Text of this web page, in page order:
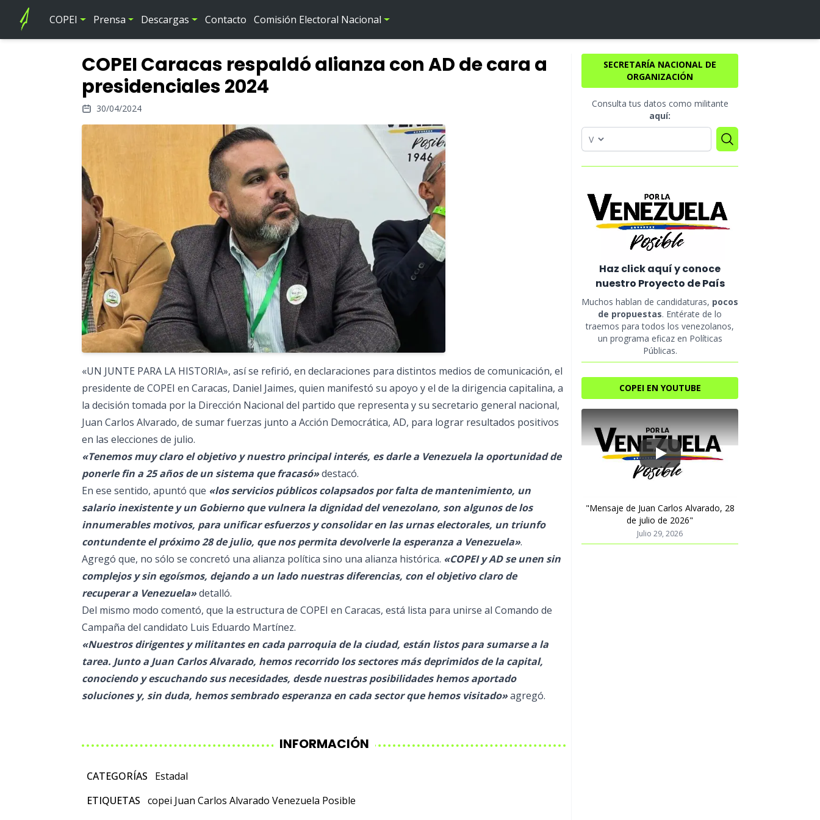
COPEI Prensa Descargas Contacto Comisión Electoral Nacional
COPEI Caracas respaldó alianza con AD de cara a
presidenciales 2024
30/04/2024
«UN JUNTE PARA LA HISTORIA», así se refirió, en declaraciones para distintos medios de comunicación, el
presidente de COPEI en Caracas, Daniel Jaimes, quien manifestó su apoyo y el de la dirigencia capitalina, a
la decisión tomada por la Dirección Nacional del partido que representa y su secretario general nacional,
Juan Carlos Alvarado, de sumar fuerzas junto a Acción Democrática, AD, para lograr resultados positivos
en las elecciones de julio.
«Tenemos muy claro el objetivo y nuestro principal interés, es darle a Venezuela la oportunidad de
ponerle fin a 25 años de un sistema que fracasó»destacó.
En ese sentido, apuntó que «los servicios públicos colapsados por falta de mantenimiento, un
salario inexistente y un Gobierno que vulnera la dignidad del venezolano, son algunos de los
innumerables motivos, para unificar esfuerzos y consolidar en las urnas electorales, un triunfo
contundente el próximo 28 de julio, que nos permita devolverle la esperanza a Venezuela».
Agregó que, no sólo se concretó una alianza política sino una alianza histórica. «COPEI y AD se unen sin
complejos y sin egoísmos, dejando a un lado nuestras diferencias, con el objetivo claro de
recuperar a Venezuela»detalló.
Del mismo modo comentó, que la estructura de COPEI en Caracas, está lista para unirse al Comando de
Campaña del candidato Luis Eduardo Martínez.
«Nuestros dirigentes y militantes en cada parroquia de la ciudad, están listos para sumarse a la
tarea. Junto a Juan Carlos Alvarado, hemos recorrido los sectores más deprimidos de la capital,
conociendo y escuchando sus necesidades, desde nuestras posibilidades hemos aportado
soluciones y, sin duda, hemos sembrado esperanza en cada sector que hemos visitado»agregó.
INFORMACIÓN
CATEGORÍAS
Estadal
ETIQUETAS copei Juan Carlos Alvarado Venezuela Posible
SECRETARÍA NACIONAL DE
ORGANIZACIÓN
Consulta tus datos como militante
aquí:
Haz click aquí y conoce
nuestro Proyecto de País
Muchos hablan de candidaturas, pocos
de propuestas. Entérate de lo
traemos para todos los venezolanos,
un programa eficaz en Políticas
Públicas.
COPEI EN YOUTUBE
Play
"Mensaje de Juan Carlos Alvarado, 28
de julio de 2026"
Julio 29, 2026